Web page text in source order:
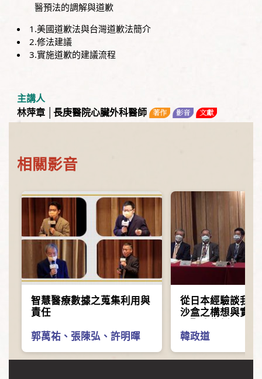
醫預法的調解與道歉
1.美國道歉法與台灣道歉法簡介
2.修法建議
3.實施道歉的建議流程
主講人
林萍章 │長庚醫院心臟外科醫師
相關影音
智慧醫療數據之蒐集利用與
責任
郭萬祐 、 張陳弘 、 許明暉
從日本經驗談我
沙盒之構想與實
韓政道